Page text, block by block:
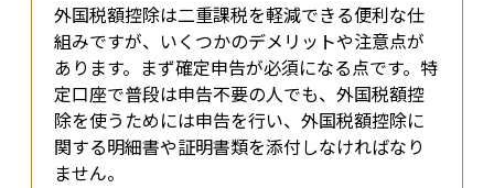
外国税額控除は二重課税を軽減できる便利な仕
組みですが、いくつかのデメリットや注意点が
あります。まず確定申告が必須になる点です。特
定口座で普段は申告不要の人でも、外国税額控
除を使うためには申告を行い、外国税額控除に
関する明細書や証明書類を添付しなければなり
ません。